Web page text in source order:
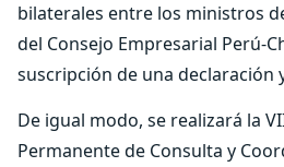
bilaterales entre los ministros
del Consejo Empresarial Perú-
suscripción de una declaración
De igual modo, se realizará la
Permanente de Consulta y